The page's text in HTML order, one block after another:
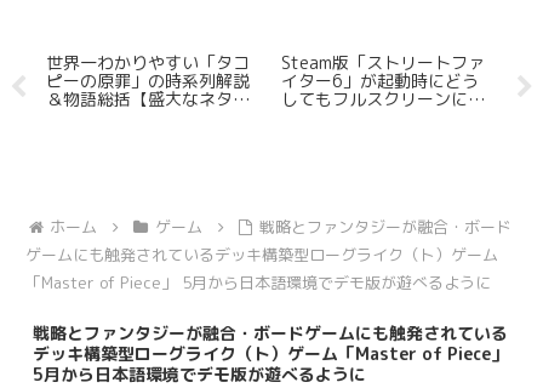
世界一わかりやすい「タコ
ピーの原罪」の時系列解説
＆物語総括【盛大なネタバ
Steam版「ストリートファ
イター6」が起動時にどう
してもフルスクリーンにな
ミ
ト
ホーム ゲーム
戦略とファンタジーが融合・ボード
ゲームにも触発されているデッキ構築型ローグライク（ト）ゲーム
「Master of Piece」 5月から日本語環境でデモ版が遊べるように
戦略とファンタジーが融合・ボードゲームにも触発されている
デッキ構築型ローグライク（ト）ゲーム「Master of Piece」
5月から日本語環境でデモ版が遊べるように